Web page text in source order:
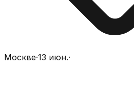
Москве·13 июн.·